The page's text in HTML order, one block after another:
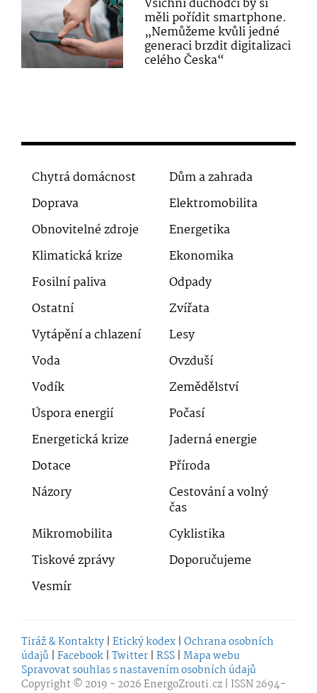
měli pořídit smartphone.
„Nemůžeme kvůli jedné
generaci brzdit digitalizaci
celého Česka“
Chytrá domácnost
Dům a zahrada
Doprava
Elektromobilita
Obnovitelné zdroje
Energetika
Klimatická krize
Ekonomika
Fosilní paliva
Odpady
Ostatní
Zvířata
Vytápění a chlazení
Lesy
Voda
Ovzduší
Vodík
Zemědělství
Úspora energií
Počasí
Energetická krize
Jaderná energie
Dotace
Příroda
Názory
Cestování a volný
čas
Mikromobilita
Cyklistika
Tiskové zprávy
Doporučujeme
Vesmír
Tiráž & Kontakty | Etický kodex | Ochrana osobních
údajů | Facebook | Twitter | RSS | Mapa webu
Spravovat souhlas s nastavením osobních údajů
Copyright © 2019 - 2026EnergoZrouti.cz | ISSN 2694-